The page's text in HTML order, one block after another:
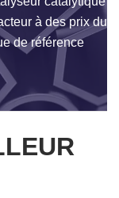
à des prix du
de référence